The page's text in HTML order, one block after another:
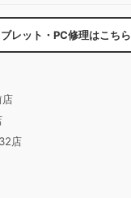
レット・PC修理はこちら
店
店